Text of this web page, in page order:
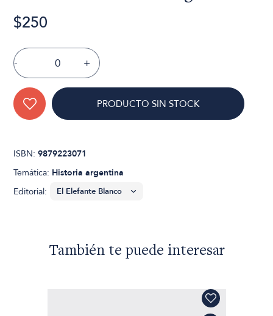
$250
- +
PRODUCTO SIN STOCK
ISBN:9879223071
Temática: Historia argentina
Editorial:
También te puede interesar